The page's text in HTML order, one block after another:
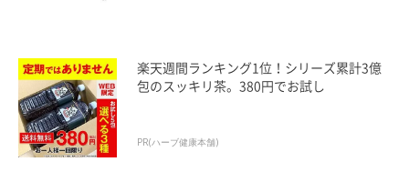
楽天週間ランキング1位！シリーズ累計3億
包のスッキリ茶。380円でお試し
PR(ハーブ健康本舗)